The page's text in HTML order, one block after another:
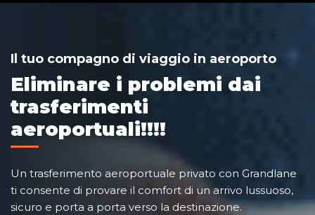
Il tuo compagno di viaggio in aeroporto
Eliminare i problemi dai
trasferimenti
aeroportuali!!!!
Un trasferimento aeroportuale privato con Grandlane
ti consente di provare il comfort di un arrivo lussuoso,
sicuro e porta a porta verso la destinazione.